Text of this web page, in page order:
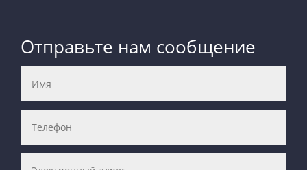
Отправьте нам сообщение